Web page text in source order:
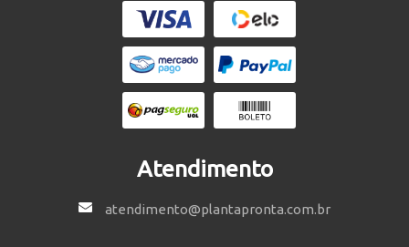
Atendimento
atendimento@plantapronta.com.br